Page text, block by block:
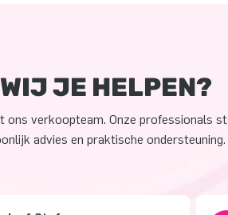
JE HELPEN?
ons verkoopteam. Onze professionals
advies en praktische ondersteuning.